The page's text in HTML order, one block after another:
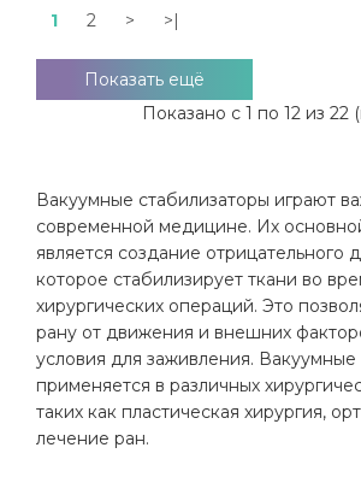
1 2 > >|
Показать ещё
Показано с 1 по 12 из 22
Вакуумные стабилизаторы играют
современной медицине. Их
является создание отрицательного
которое стабилизирует ткани во
хирургических операций. Это
рану от движения и внешних
условия для заживления. Вакуумные
применяется в различных
таких как пластическая хирургия,
лечение ран.